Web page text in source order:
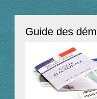
Guide des